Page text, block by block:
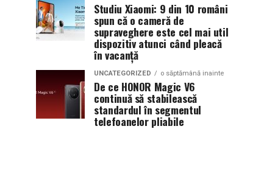
Studiu Xiaomi: 9 din 10 români
spun că o cameră de
supraveghere este cel mai util
dispozitiv atunci când pleacă
în vacanță
UNCATEGORIZED o săptămână inainte
De ce HONOR Magic V6
continuă să stabilească
standardul în segmentul
telefoanelor pliabile